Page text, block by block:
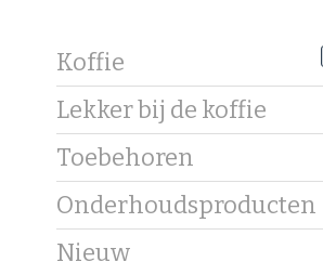
Koffie
Lekker bij de koffie
Toebehoren
Onderhoudsproducten
Nieuw